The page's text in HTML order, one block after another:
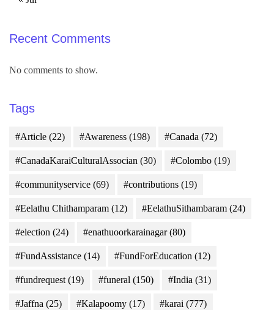
Recent Comments
No comments to show.
Tags
#Article (22) #Awareness (198) #Canada (72)
#CanadaKaraiCulturalAssocian (30) #Colombo (19)
#communityservice (69) #contributions (19)
#Eelathu Chithamparam (12) #EelathuSithambaram (24)
#election (24) #enathuoorkarainagar(80)
#FundAssistance (14) #FundForEducation (12)
#fundrequest (19) #funeral (150) #India (31)
#Jaffna (25) #Kalapoomy (17) #karai (777)